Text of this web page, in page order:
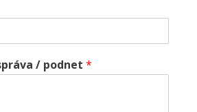
/ podnet *